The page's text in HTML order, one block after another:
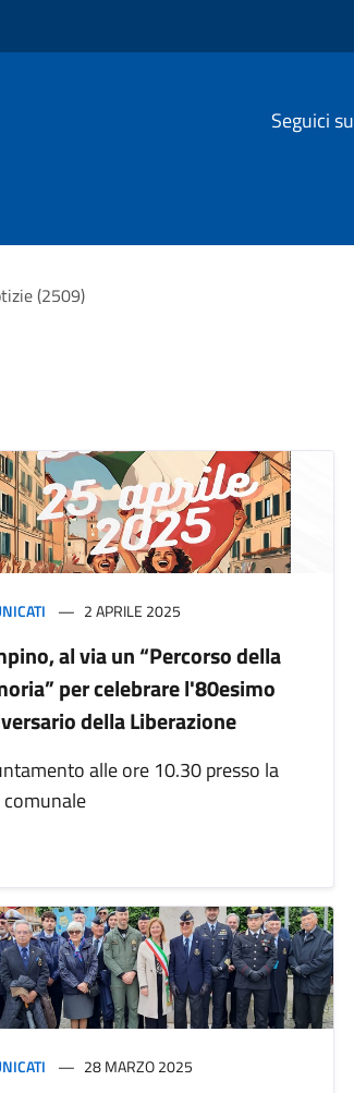
Seguici su
(2509)
2 APRILE 2025
al via un “Percorso della
per celebrare l'80esimo
della Liberazione
alle ore 10.30 presso la
comunale
28 MARZO 2025